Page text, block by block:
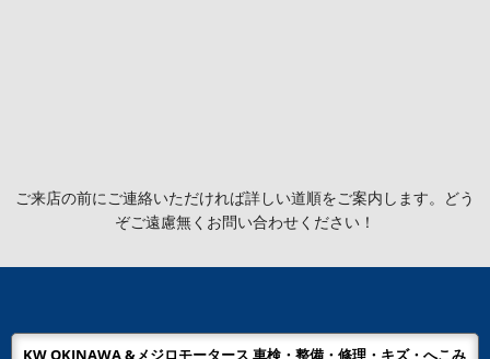
ご来店の前にご連絡いただければ詳しい道順をご案内します。どう
ぞご遠慮無くお問い合わせください！